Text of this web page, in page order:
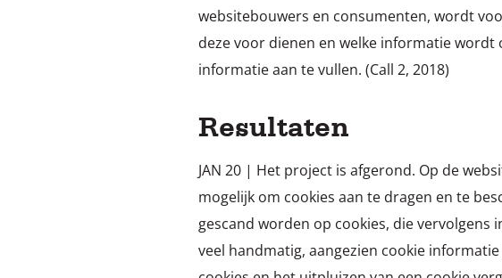
websitebouwers en consumenten, wordt
deze voor dienen en welke informatie
informatie aan te vullen. (Call 2, 2018)
Resultaten
JAN 20 | Het project is afgerond. Op de
mogelijk om cookies aan te dragen en te
gescand worden op cookies, die
veel handmatig, aangezien cookie